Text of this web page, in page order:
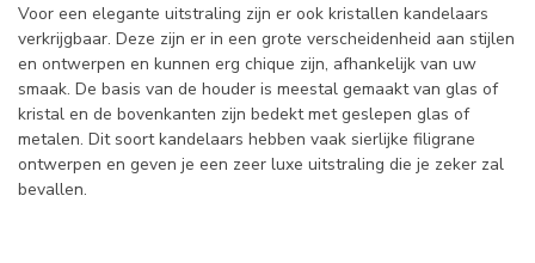
Voor een elegante uitstraling zijn er ook kristallen kandelaars
verkrijgbaar. Deze zijn er in een grote verscheidenheid aan stijlen
en ontwerpen en kunnen erg chique zijn, afhankelijk van uw
smaak. De basis van de houder is meestal gemaakt van glas of
kristal en de bovenkanten zijn bedekt met geslepen glas of
metalen. Dit soort kandelaars hebben vaak sierlijke filigrane
ontwerpen en geven je een zeer luxe uitstraling die je zeker zal
bevallen.